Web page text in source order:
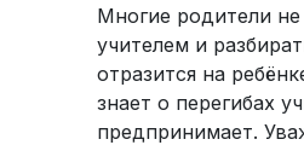
Многие родители не
учителем и
отразится на
знает о перегибах
предпринимает.